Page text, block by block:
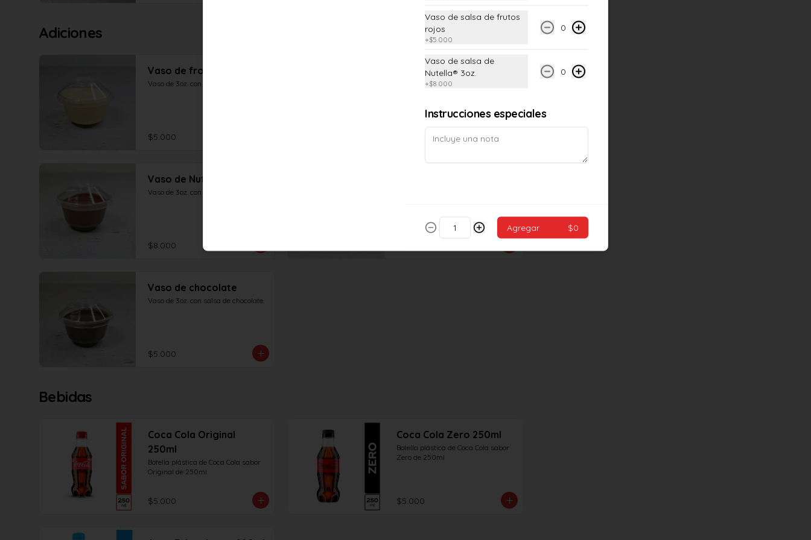
Adiciones
Vaso de frosting clásico
Vaso de 3oz. con frosting tradicional.
$5.000
Vaso de arequipe
Vaso de 3oz. con salsa de arequipe.
Vaso de Nutella®
Vaso de 3oz. con salsa de Nutella®.
$8.000
Vaso de chocolate
Vaso de 3oz. con salsa de chocolate.
$5.000
Bebidas
Coca Cola Original
250ml
Botella plástica de Coca Cola sabor
Original de 250ml
$5.000
Coca Cola Zero 250ml
Botella plástica de Coca Cola sabor
Zero de 250ml
$5.000
Vaso de salsa de frutos
rojos
+$5.000
0
Vaso de salsa de
Nutella® 3oz.
+$8.000
0
Instrucciones especiales
Agregar $0